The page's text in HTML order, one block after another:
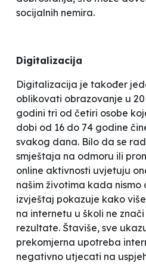
socijalnih nemira.
Digitalizacija
Digitalizacija je također
oblikovati obrazovanje u
godini tri od četiri osobe
dobi od 16 do 74 godine
svakog dana. Bilo da se
smještaja na odmoru ili
online aktivnosti uvjetuju
našim životima kada nismo
izvještaj pokazuje kako
na internetu u školi ne
rezultate. Štaviše, sve
prekomjerna upotreba
negativno utjecati na